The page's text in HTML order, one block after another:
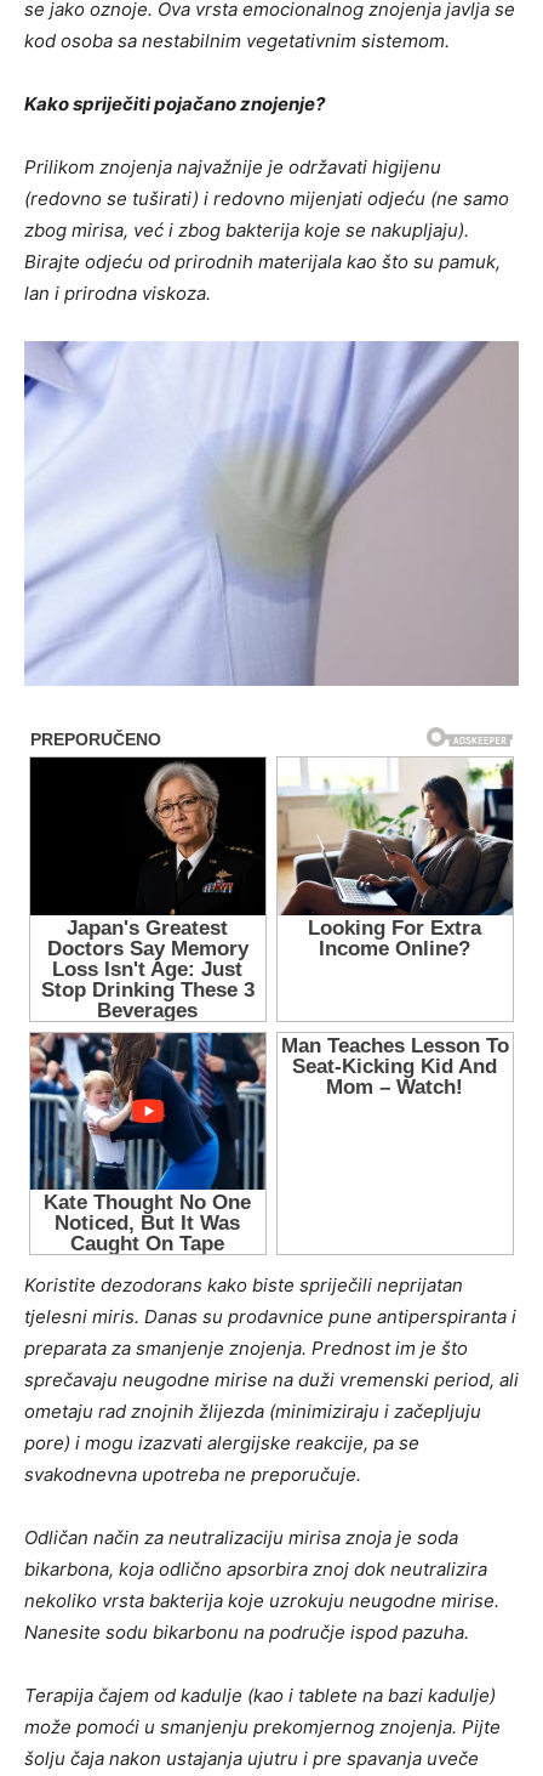
se jako oznoje. Ova vrsta emocionalnog znojenja javlja se
kod osoba sa nestabilnim vegetativnim sistemom.
Kako spriječiti pojačano znojenje?
Prilikom znojenja najvažnije je održavati higijenu
(redovno se tuširati) i redovno mijenjati odjeću (ne samo
zbog mirisa, već i zbog bakterija koje se nakupljaju).
Birajte odjeću od prirodnih materijala kao što su pamuk,
lan i prirodna viskoza.
Koristite dezodorans kako biste spriječili neprijatan
tjelesni miris. Danas su prodavnice pune antiperspiranta i
preparata za smanjenje znojenja. Prednost im je što
sprečavaju neugodne mirise na duži vremenski period, ali
ometaju rad znojnih žlijezda (minimiziraju i začepljuju
pore) i mogu izazvati alergijske reakcije, pa se
svakodnevna upotreba ne preporučuje.
Odličan način za neutralizaciju mirisa znoja je soda
bikarbona, koja odlično apsorbira znoj dok neutralizira
nekoliko vrsta bakterija koje uzrokuju neugodne mirise.
Nanesite sodu bikarbonu na područje ispod pazuha.
Terapija čajem od kadulje (kao i tablete na bazi kadulje)
može pomoći u smanjenju prekomjernog znojenja. Pijte
šolju čaja nakon ustajanja ujutru i pre spavanja uveče